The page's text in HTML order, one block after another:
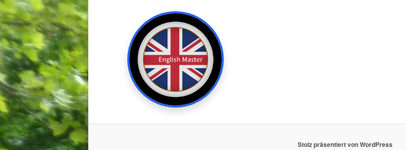
Stolz präsentiert von WordPress